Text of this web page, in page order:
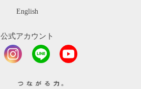
English
公式アカウント